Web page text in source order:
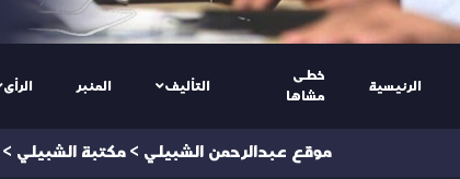
الرئيسية
خطى
مشاها
التأليف المنبر الرأى
موقع عبدالرحمن الشبيلي > مكتبة الشبيلي >